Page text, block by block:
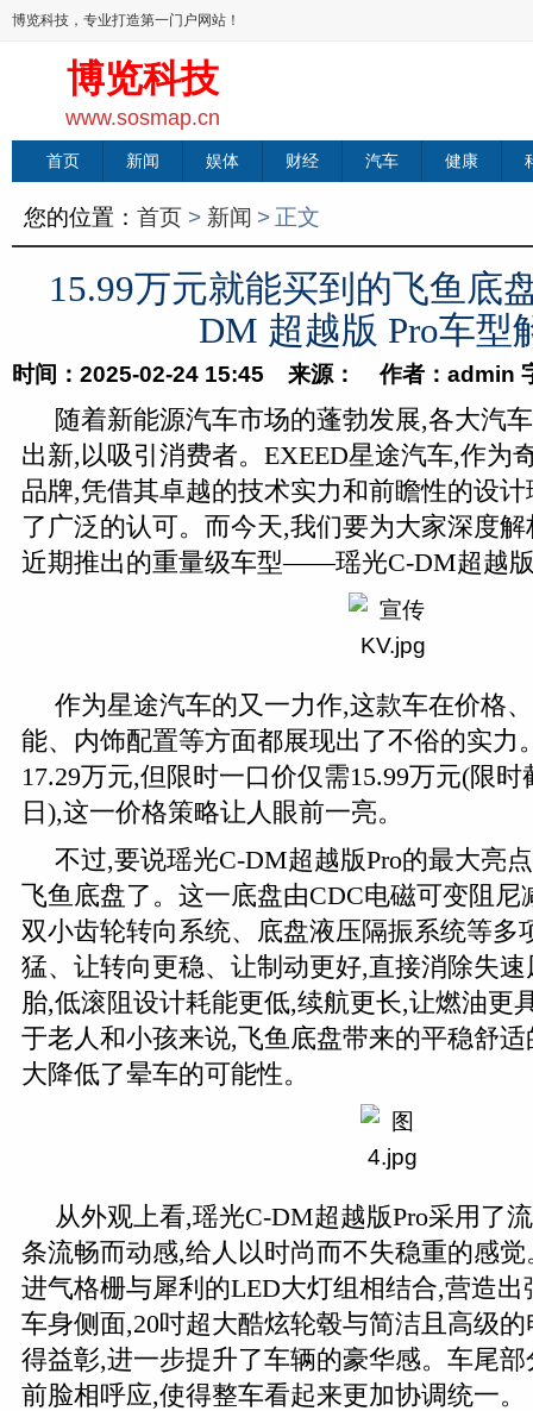
博览科技，专业打造第一门户网站！
博览科技
www.sosmap.cn
首页 新闻 娱体 财经 汽车 健康
您的位置： 首页 > 新闻 > 正文
15.99万元就能买到的飞鱼底
DM 超越版 Pro车型
时间：2025-02-24 15:45 来源： 作者：admin
随着新能源汽车市场的蓬勃发展,各大汽
出新,以吸引消费者。EXEED星途汽车,作为
品牌,凭借其卓越的技术实力和前瞻性的设
了广泛的认可。而今天,我们要为大家深度
近期推出的重量级车型——瑶光C-DM超越
作为星途汽车的又一力作,这款车在价格
能、内饰配置等方面都展现出了不俗的实力
17.29万元,但限时一口价仅需15.99万元(限时
日),这一价格策略让人眼前一亮。
不过,要说瑶光C-DM超越版Pro的最大亮
飞鱼底盘了。这一底盘由CDC电磁可变阻尼
双小齿轮转向系统、底盘液压隔振系统等多
猛、让转向更稳、让制动更好,直接消除失
胎,低滚阻设计耗能更低,续航更长,让燃油更
于老人和小孩来说,飞鱼底盘带来的平稳舒
大降低了晕车的可能性。
从外观上看,瑶光C-DM超越版Pro采用了
条流畅而动感,给人以时尚而不失稳重的感
进气格栅与犀利的LED大灯组相结合,营造
车身侧面,20吋超大酷炫轮毂与简洁且高级
得益彰,进一步提升了车辆的豪华感。车尾
前脸相呼应,使得整车看起来更加协调统一。